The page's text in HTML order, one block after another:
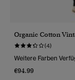
Organic Cotton
(4)
Weitere Farben
€94.99